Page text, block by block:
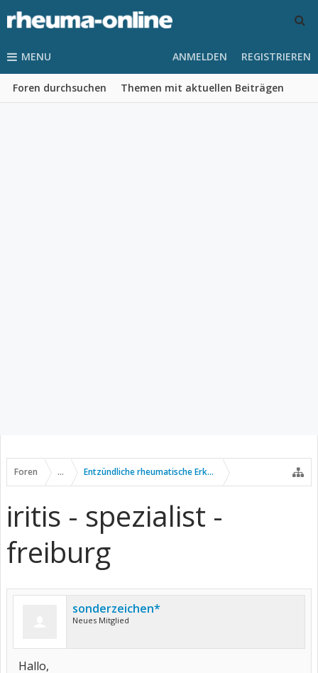
MENU
Foren durchsuchen Themen mit aktuellen Beiträgen
ANMELDEN REGISTRIEREN
Foren ... Entzündliche rheumatische Erkrankungen
iritis - spezialist -
freiburg
sonderzeichen*
Neues Mitglied
Hallo,